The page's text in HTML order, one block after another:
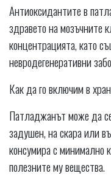
Антиоксидантите в
здравето на мозъчните
концентрацията, като
невродегенеративни
Как да го включим в
Патладжанът може да
задушен, на скара или
консумира с минимално
полезните му вещества.